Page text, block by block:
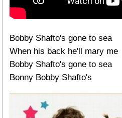
Bobby Shafto's gone to sea
When his back he'll mary me
Bobby Shafto's gone to sea
Bonny Bobby Shafto's